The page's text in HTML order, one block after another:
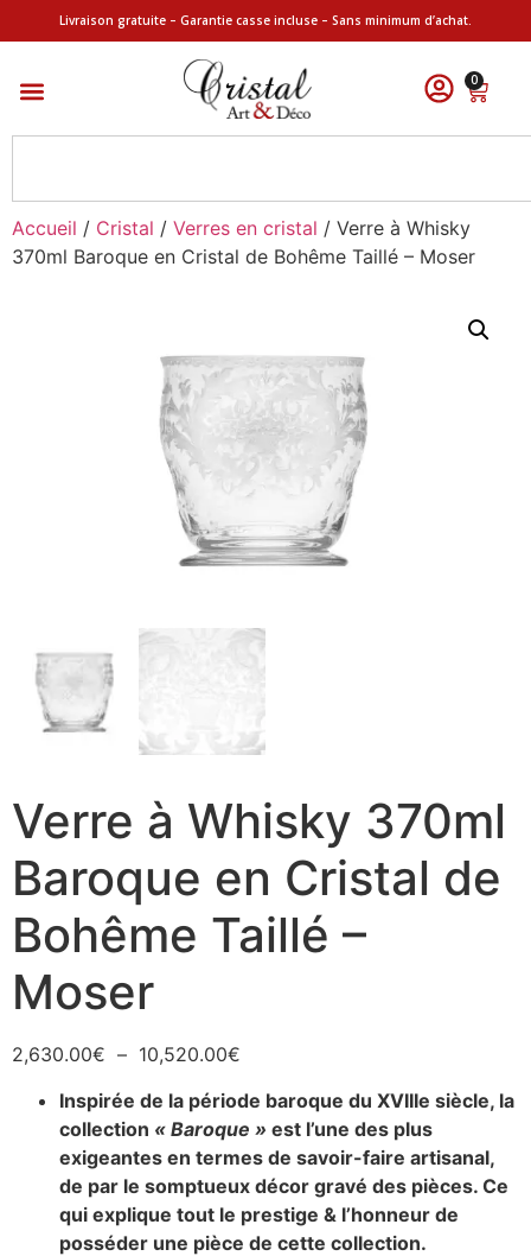
Livraison gratuite – Garantie casse incluse – Sans minimum d’achat.
0
Accueil / Cristal / Verres en cristal / Verre à Whisky
370ml Baroque en Cristal de Bohême Taillé – Moser
Verre à Whisky 370ml
Baroque en Cristal de
Bohême Taillé –
Moser
2,630.00€ – 10,520.00€
Inspirée de la période baroque du XVIIIe siècle, la
collection « Baroque » est l’une des plus
exigeantes en termes de savoir-faire artisanal,
de par le somptueux décor gravé des pièces. Ce
qui explique tout le prestige & l’honneur de
posséder une pièce de cette collection.